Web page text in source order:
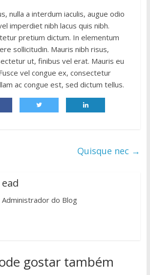
nulla a interdum iaculis, augue odio
imperdiet nibh lacus quis nibh.
pretium dictum. In elementum
sollicitudin. Mauris nibh risus,
ut, finibus vel erat. Mauris eu
vel congue ex, consectetur
ac congue est, sed dictum tellus.
Quisque nec →
ead
Administrador do Blog
gostar também